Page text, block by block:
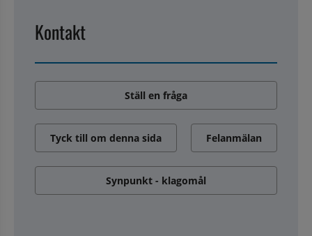
Kontakt
Ställ en fråga
Tyck till om denna sida Felanmälan
Synpunkt - klagomål